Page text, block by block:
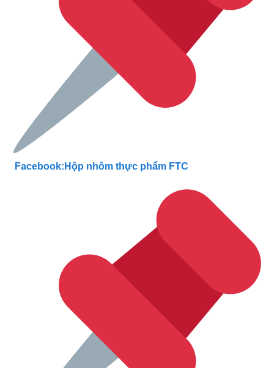
Facebook:Hộp nhôm thực phẩm FTC